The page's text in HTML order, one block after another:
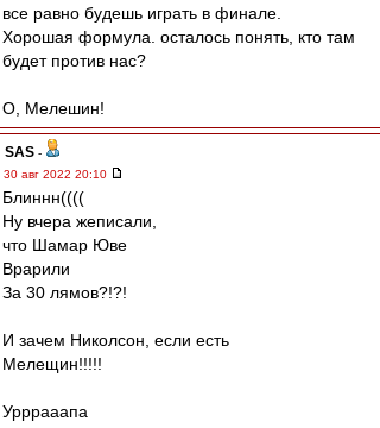
все равно будешь играть в финале.
Хорошая формула. осталось понять, кто там
будет против нас?
О, Мелешин!
SAS -
30 авг 2022 20:10
Блиннн((((
Ну вчера жеписали,
что Шамар Юве
Врарили
За 30 лямов?!?!
И зачем Николсон, если есть
Мелещин!!!!!
Урррааапа